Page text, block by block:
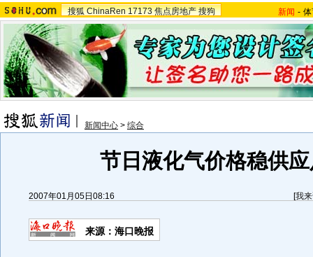
搜狐 ChinaRen 17173 焦点房地产 搜狗 新闻 -
新闻中心 > 综合
节日液化气价格稳供
2007年01月05日08:16 [我
来源：海口晚报